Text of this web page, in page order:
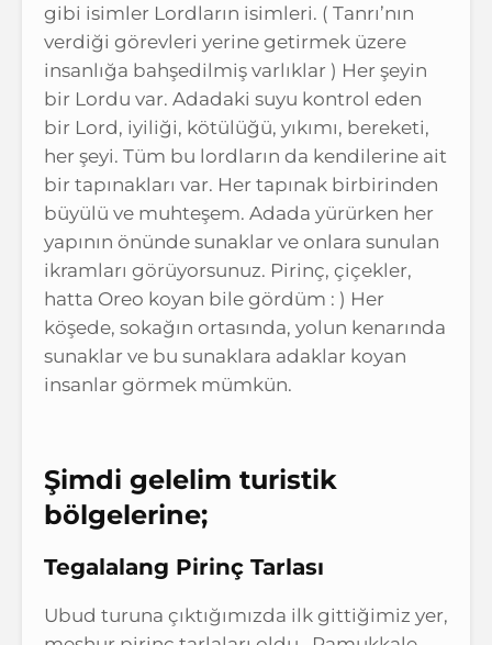
gibi isimler Lordların isimleri. ( Tanrı’nın
verdiği görevleri yerine getirmek üzere
insanlığa bahşedilmiş varlıklar ) Her şeyin
bir Lordu var. Adadaki suyu kontrol eden
bir Lord, iyiliği, kötülüğü, yıkımı, bereketi,
her şeyi. Tüm bu lordların da kendilerine ait
bir tapınakları var. Her tapınak birbirinden
büyülü ve muhteşem. Adada yürürken her
yapının önünde sunaklar ve onlara sunulan
ikramları görüyorsunuz. Pirinç, çiçekler,
hatta Oreo koyan bile gördüm : ) Her
köşede, sokağın ortasında, yolun kenarında
sunaklar ve bu sunaklara adaklar koyan
insanlar görmek mümkün.
Şimdi gelelim turistik
bölgelerine;
Tegalalang Pirinç Tarlası
Ubud turuna çıktığımızda ilk gittiğimiz yer,